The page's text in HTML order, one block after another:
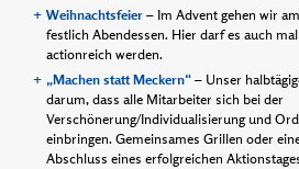
Weihnachtsfeier– Im Advent gehen wir
festlich Abendessen. Hier darf es auch
actionreich werden.
„Machen statt Meckern“– Unser
darum, dass alle Mitarbeiter sich bei der
Verschönerung/Individualisierung und
einbringen. Gemeinsames Grillen oder
Abschluss eines erfolgreichen